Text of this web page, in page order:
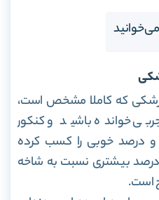
که کاملا مشخص است،
خوانده باشید و کنکور
و درصد خوبی را کسب کرده
درصد بیشتری نسبت به شاخه
است.